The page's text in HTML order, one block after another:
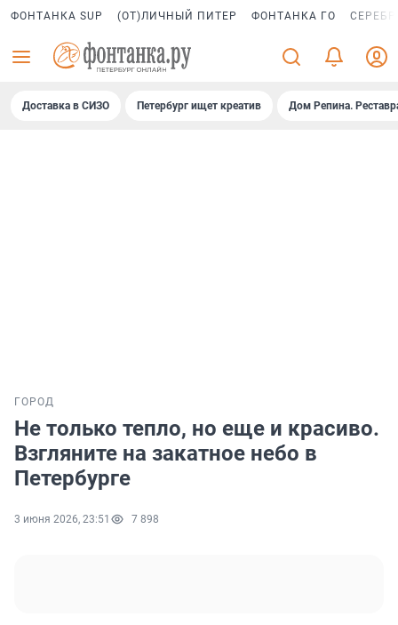
ФОНТАНКА SUP (ОТ)ЛИЧНЫЙ ПИТЕР ФОНТАНКА ГО
Доставка в СИЗО Петербург ищет креатив Дом Репина.
ГОРОД
Не только тепло, но еще и красиво.
Взгляните на закатное небо в
Петербурге
3 июня 2026, 23:51 7 898